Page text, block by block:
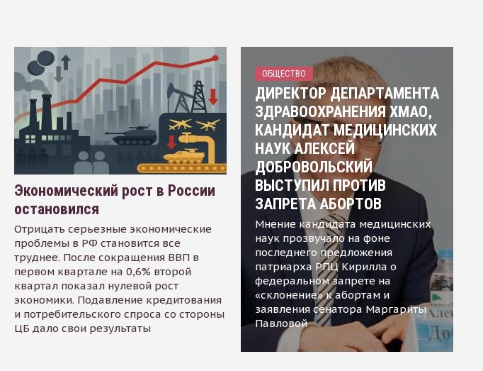
Экономический рост в России
остановился
Отрицать серьезные экономические
проблемы в РФ становится все
труднее. После сокращения ВВП в
первом квартале на 0,6% второй
квартал показал нулевой рост
экономики. Подавление кредитования
и потребительского спроса со стороны
ЦБ дало свои результаты
ОБЩЕСТВО
ДИРЕКТОР ДЕПАРТАМЕНТА
ЗДРАВООХРАНЕНИЯ ХМАО,
КАНДИДАТ МЕДИЦИНСКИХ
НАУК АЛЕКСЕЙ
ДОБРОВОЛЬСКИЙ
ВЫСТУПИЛ ПРОТИВ
ЗАПРЕТА АБОРТОВ
Мнение кандидата медицинских
наук прозвучало на фоне
последнего предложения
патриарха РПЦ Кирилла о
федеральном запрете на
«склонение» к абортам и
заявления сенатора Маргариты
Павловой